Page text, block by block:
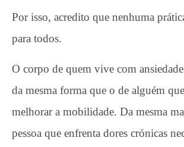
Por isso, acredito que nenhuma
para todos.
O corpo de quem vive com
da mesma forma que o de alguém
melhorar a mobilidade. Da mesma
pessoa que enfrenta dores crónicas